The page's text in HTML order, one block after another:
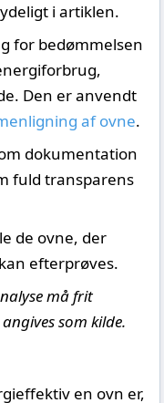
i artiklen.
for bedømmelsen
Den er anvendt
af ovne.
dokumentation
fuld transparens
de ovne, der
efterprøves.
må frit
som kilde.
en ovn er,